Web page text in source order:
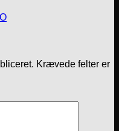
Krævede felter er